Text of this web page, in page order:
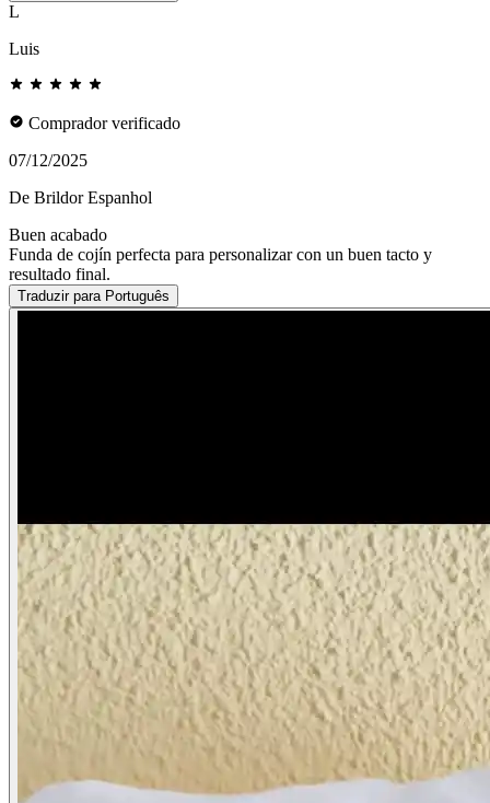
L
Luis
Comprador verificado
07/12/2025
De Brildor Espanhol
Buen acabado
Funda de cojín perfecta para personalizar con un buen tacto y
resultado final.
Traduzir para Português